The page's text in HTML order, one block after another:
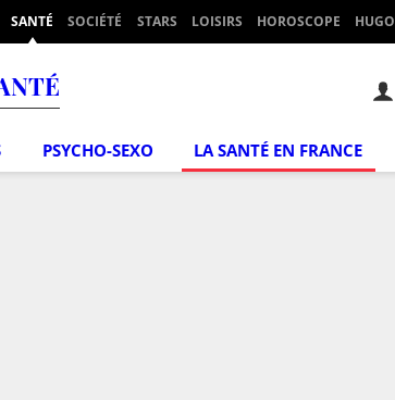
SANTÉ SOCIÉTÉ STARS LOISIRS HOROSCOPE HUGO
PSYCHO-SEXO LA SANTÉ EN FRANCE